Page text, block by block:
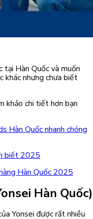
tại Hàn Quốc và muốn
khác nhưng chưa biết
khảo chi tiết hơn bạn
Hàn Quốc nhanh chóng
biết 2025
Hàn Quốc 2025
Hàn Quốc)
Yonsei được rất nhiều